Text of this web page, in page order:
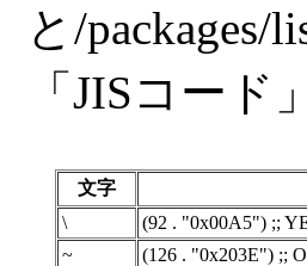
と/packages/
「JISコー
文字
\
(92 . "0x00A5") ;;
~
(126 . "0x203E") ;;